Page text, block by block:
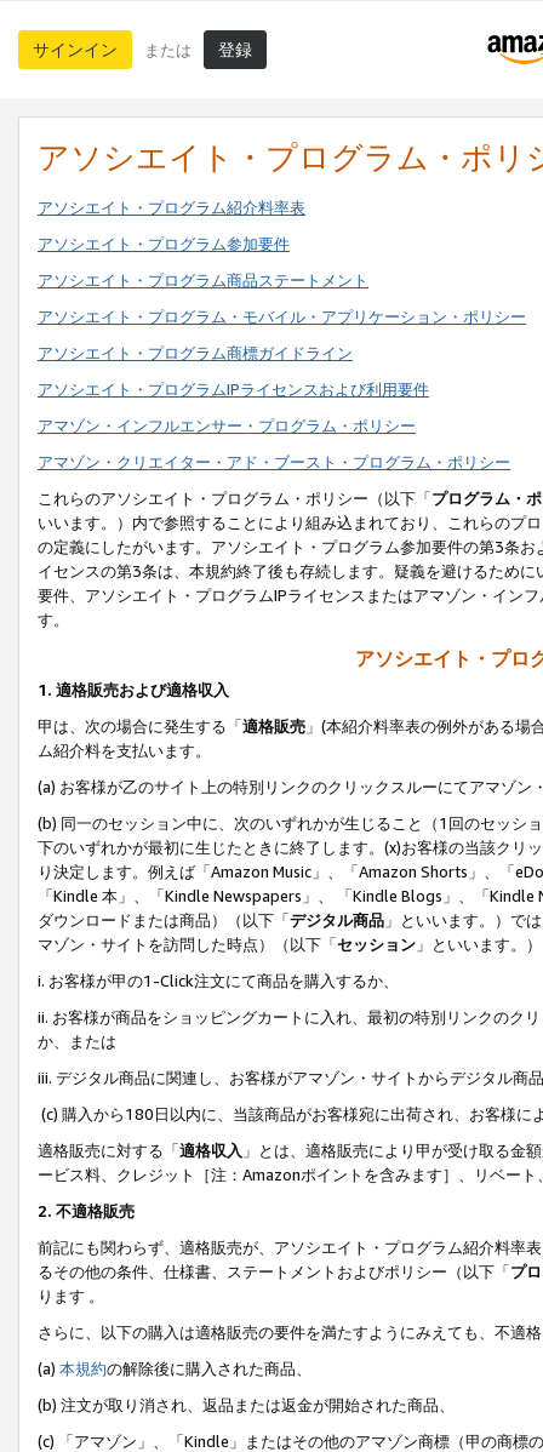
サインイン または 登録
アソシエイト・プログラム・ポリ
アソシエイト・プログラム紹介料率表
アソシエイト・プログラム参加要件
アソシエイト・プログラム商品ステートメント
アソシエイト・プログラム・モバイル・アプリケーション・ポリシー
アソシエイト・プログラム商標ガイドライン
アソシエイト・プログラムIPライセンスおよび利用要件
アマゾン・インフルエンサー・プログラム・ポリシー
アマゾン・クリエイター・アド・ブースト・プログラム・ポリシー
これらのアソシエイト・プログラム・ポリシー（以下「プログラム・
いいます。）内で参照することにより組み込まれており、これらのプ
の定義にしたがいます。アソシエイト・プログラム参加要件の第3条
イセンスの第3条は、本規約終了後も存続します。疑義を避けるため
要件、アソシエイト・プログラムIPライセンスまたはアマゾン・イン
す。
アソシエイト・プロ
1. 適格販売および適格収入
甲は、次の場合に発生する「適格販売 」(本紹介料率表の例外がある
ム紹介料を支払います。
(a) お客様が乙のサイト上の特別リンクのクリックスルーにてアマゾン
(b) 同一のセッション中に、次のいずれかが生じること（1回のセッシ
下のいずれかが最初に生じたときに終了します。(x)お客様の当該ク
り決定します。例えば「Amazon Music」、「Amazon Shorts」、「
「Kindle 本」、「Kindle Newspapers」、 「Kindle Blogs」、「
ダウンロードまたは商品）（以下「デジタル商品 」といいます。）で
マゾン・サイトを訪問した時点）（以下「セッション 」といいます。
i. お客様が甲の1-Click注文にて商品を購入するか、
ii. お客様が商品をショッピングカートに入れ、最初の特別リンクのク
か、または
iii. デジタル商品に関連し、お客様がアマゾン・サイトからデジタル
(c) 購入から180日以内に、当該商品がお客様宛に出荷され、お客様
適格販売に対する「適格収入 」とは、適格販売により甲が受け取る金
ービス料、クレジット［注：Amazonポイントを含みます］、リベー
2. 不適格販売
前記にも関わらず、適格販売が、アソシエイト・プログラム紹介料率
るその他の条件、仕様書、ステートメントおよびポリシー（以下「プ
ります 。
さらに、以下の購入は適格販売の要件を満たすようにみえても、不適
(a) 本規約の解除後に購入された商品、
(b) 注文が取り消され、返品または返金が開始された商品、
(c) 「アマゾン」、「Kindle」またはその他のアマゾン商標（甲の商